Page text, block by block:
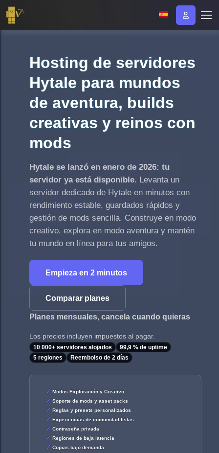
Hosting de servidores
Hytale para mundos
de aventura, builds
creativas y reinos con
mods
Hytale se lanzó en enero de 2026: tu
servidor ya está disponible. Levanta un
servidor dedicado de Hytale en minutos con
rendimiento estable, guardados rápidos y
gestión de mods sencilla. Construye en modo
creativo, explora en modo aventura y mantén
tu mundo en línea para tus amigos.
Empieza en 2 minutos
Comparar planes
Planes mensuales, cancela cuando quieras
Los precios incluyen impuestos al pagar.
10 000+ servidores alojados
99,9 % de uptime
5 regiones
Reembolso de 2 días
Modos Exploración y Creativo
Soporte de mods y asset packs
Reglas y presets personalizados
Experiencias de comunidad listas
Contraseña privada
Regiones de baja latencia
Copias bajo demanda